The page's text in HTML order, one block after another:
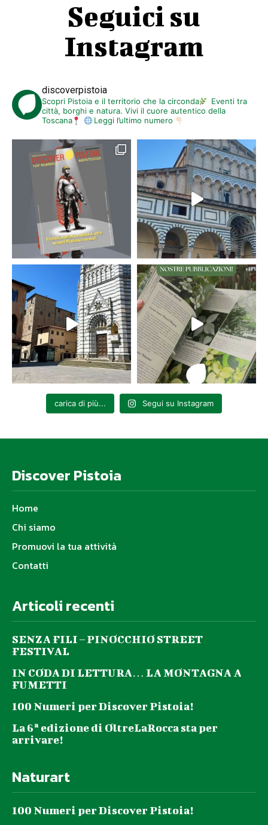
Seguici su
Instagram
discoverpistoia
Scopri Pistoia e il territorio che la circonda
Eventi tra
città, borghi e natura. Vivi il cuore autentico della
Toscana
Leggi l’ultimo numero
carica di più... Segui su Instagram
Discover Pistoia
Home
Chi siamo
Promuovi la tua attività
Contatti
Articoli recenti
SENZA FILI – PINOCCHIO STREET
FESTIVAL
IN CODA DI LETTURA… LA MONTAGNA A
FUMETTI
100 Numeri per Discover Pistoia!
La 6ª edizione di OltreLaRocca sta per
arrivare!
Naturart
100 Numeri per Discover Pistoia!